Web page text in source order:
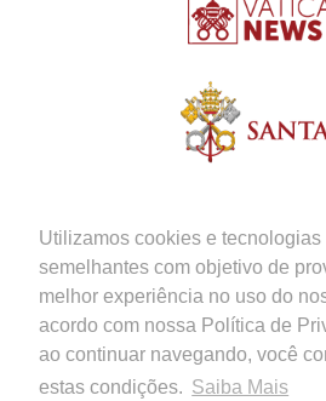
Utilizamos cookies e tecnologias
semelhantes com objetivo de
melhor experiência no uso do
acordo com nossa Política de
ao continuar navegando, você
estas condições. Saiba Mais